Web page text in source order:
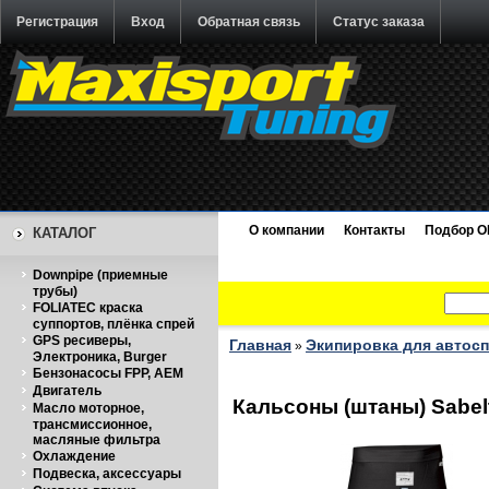
Регистрация Вход Обратная связь Статус заказа
КАТАЛОГ
Downpipe (приемные
трубы)
FOLIATEC краска
суппортов, плёнка спрей
GPS ресиверы,
Электроника, Burger
Бензонасосы FPP, AEM
Двигатель
Масло моторное,
трансмиссионное,
масляные фильтра
Охлаждение
Подвеска, аксессуары
О компании Контакты Подбор
Главная » Экипировка для
Кальсоны (штаны)